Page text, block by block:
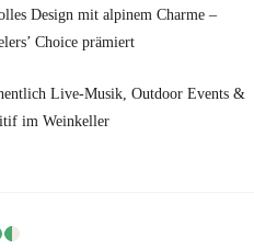
Design mit alpinem Charme –
Choice prämiert
Live-Musik, Outdoor Events &
im Weinkeller